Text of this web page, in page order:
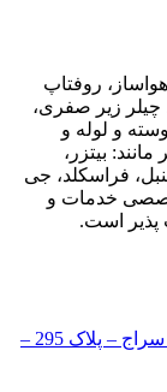
روفتاپ
چیلر زیر صفری،
و لوله و
بیتزر،
فراسکلد، جی
خدمات و
است.
تهران – میدان رسالت – خیابان فرجام – تقاطع سراج – پلاک 295 –